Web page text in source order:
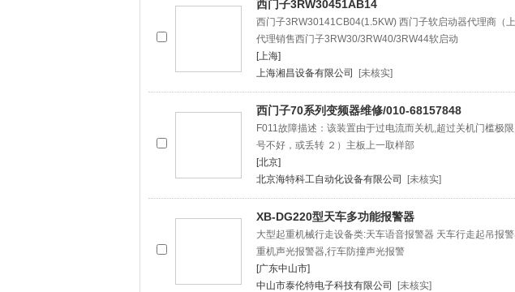
西门子3RW30451AB14
西门子3RW30141CB04(1.5KW) 西门子软启动器代理商（
代理销售西门子3RW30/3RW40/3RW44软启动
[上海]
上海湘昌设备有限公司
[未核实]
西门子70系列变频器维修/010-68157848
F011故障描述：该装置由于过电流而关机,超过关机门槛极
号不好，或丢转 ２）主板上一取样部
[北京]
北京海特科工自动化设备有限公司
[未核实]
XB-DG220型天车多功能报警器
大型起重机械行走设备类:天车语音报警器 天车行走起吊报
重机声光报警器,行车防撞声光报警
[广东中山市]
中山市泰伦特电子科技有限公司
[未核实]